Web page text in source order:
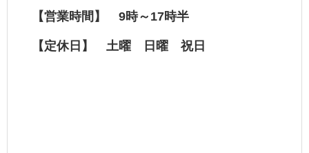
【営業時間】 9時～17時半
【定休日】 土曜 日曜 祝日